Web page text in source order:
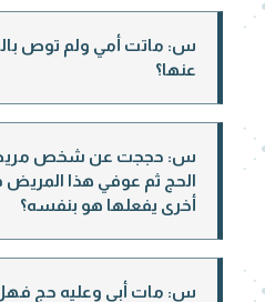
س: ماتت أمي ولم توص
عنها؟
س: حججت عن شخص مريض
الحج ثم عوفي هذا
أخرى يفعلها هو بنفسه؟
س: مات أبي وعليه حج فهل